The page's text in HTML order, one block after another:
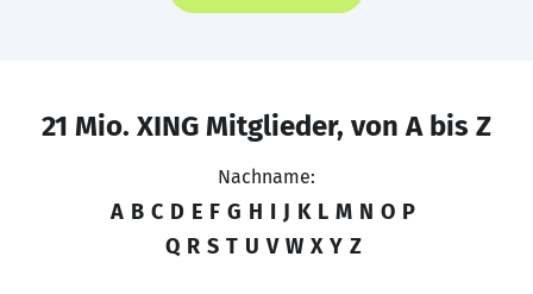
21 Mio. XING Mitglieder, von A bis Z
Nachname:
A B C D E F G H I J K L M N O P
Q R S T U V W X Y Z